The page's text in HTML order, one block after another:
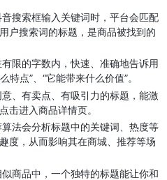
搜索框输入关键词时，平台会匹配
户搜索词的标题，是商品被找到的
限的字数内，快速、准确地告诉用
特点”、“它能带来什么价值”。
、有卖点、有吸引力的标题，能激
击进入商品详情页。
法会分析标题中的关键词、热度等
度，从而影响其在商城、推荐等场
商品中，一个独特的标题能让你和